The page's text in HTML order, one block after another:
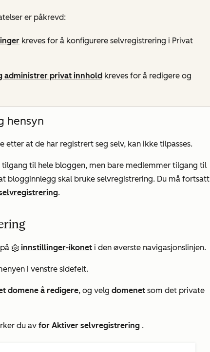
er påkrevd:
kreves for å konfigurere selvregistrering i Privat
administrer privat innhold kreves for å redigere og
hensyn
etter at de har registrert seg selv, kan ikke tilpasses.
tilgang til hele bloggen, men bare medlemmer tilgang til
blogginnlegg skal bruke selvregistrering. Du må fortsatt
.
innstillinger-ikonet i den øverste navigasjonslinjen.
i venstre sidefelt.
domene å redigere, og velg domenet som det private
du av for Aktiver selvregistrering .